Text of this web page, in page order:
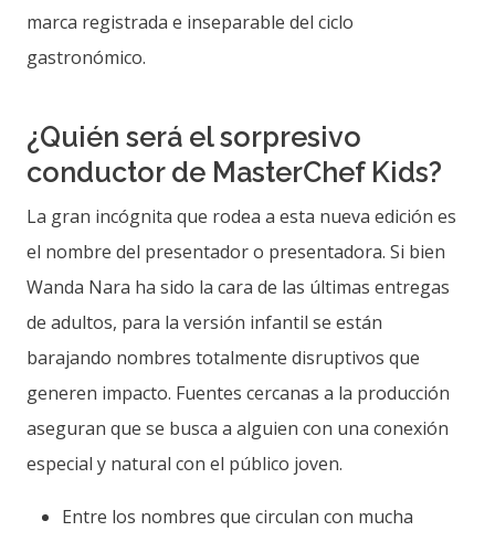
marca registrada e inseparable del ciclo
gastronómico.
¿Quién será el sorpresivo
conductor de MasterChef Kids?
La gran incógnita que rodea a esta nueva edición es
el nombre del presentador o presentadora. Si bien
Wanda Nara ha sido la cara de las últimas entregas
de adultos, para la versión infantil se están
barajando nombres totalmente disruptivos que
generen impacto. Fuentes cercanas a la producción
aseguran que se busca a alguien con una conexión
especial y natural con el público joven.
Entre los nombres que circulan con mucha